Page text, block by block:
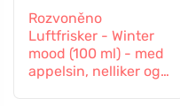
Rozvoněno
Luftfrisker - Winter
mood (100 ml) - med
appelsin, nelliker og